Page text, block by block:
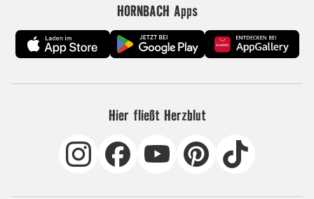
HORNBACH Apps
Hier fließt Herzblut